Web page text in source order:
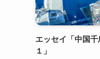
エッセイ「中国
１」